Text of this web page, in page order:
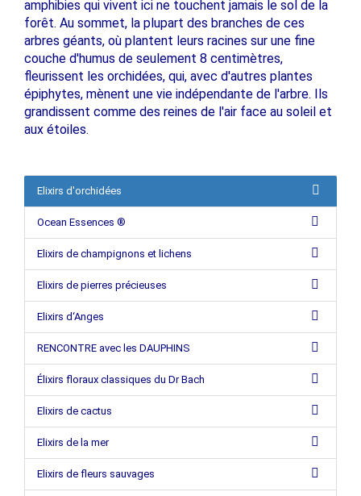
amphibies qui vivent ici ne touchent jamais le sol de la
forêt. Au sommet, la plupart des branches de ces
arbres géants, où plantent leurs racines sur une fine
couche d'humus de seulement 8 centimètres,
fleurissent les orchidées, qui, avec d'autres plantes
épiphytes, mènent une vie indépendante de l'arbre. Ils
grandissent comme des reines de l'air face au soleil et
aux étoiles.
Elixirs d'orchidées
Ocean Essences ®
Elixirs de champignons et lichens
Elixirs de pierres précieuses
Elixirs d‘Anges
RENCONTRE avec les DAUPHINS
Élixirs floraux classiques du Dr Bach
Elixirs de cactus
Elixirs de la mer
Elixirs de fleurs sauvages